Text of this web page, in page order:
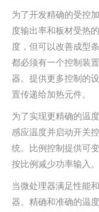
为了开发精确的受控
度输出率和板材受热
度，但可以改善成型
都必须有一个控制装
器。提供更多控制的
置传递给加热元件。
为了实现更精确的温
感应温度并启动开关
统。比例控制提供可
按比例减少功率输入
当微处理器满足性能
器。精确和准确的温